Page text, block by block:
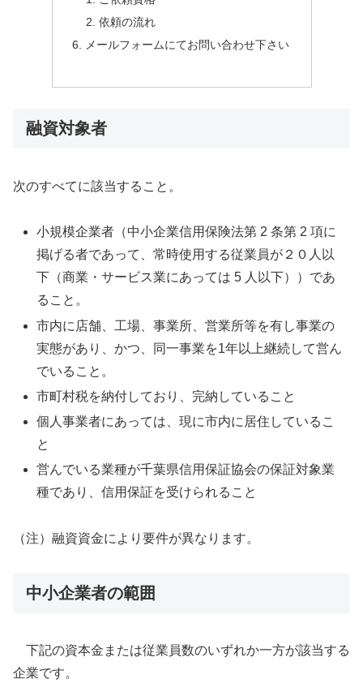
依頼の流れ
メールフォームにてお問い合わせ下さい
融資対象者
次のすべてに該当すること。
小規模企業者（中小企業信用保険法第 2 条第 2 項に
掲げる者であって、常時使用する従業員が２０人以
下（商業・サービス業にあっては 5 人以下））であ
ること。
市内に店舗、工場、事業所、営業所等を有し事業の
実態があり、かつ、同一事業を1年以上継続して営ん
でいること。
市町村税を納付しており、完納していること
個人事業者にあっては、現に市内に居住しているこ
と
営んでいる業種が千葉県信用保証協会の保証対象業
種であり、信用保証を受けられること
（注）融資資金により要件が異なります。
中小企業者の範囲
下記の資本金または従業員数のいずれか一方が該当する
企業です。